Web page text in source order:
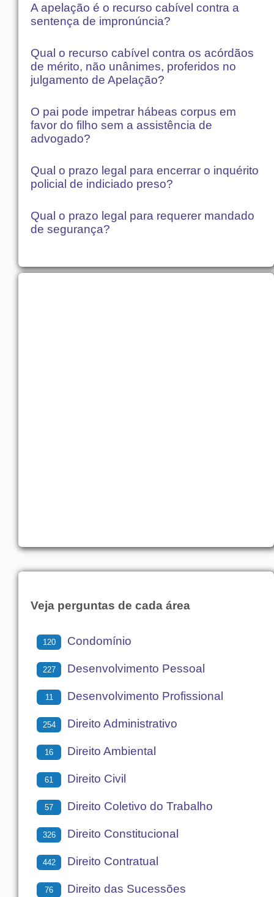
A apelação é o recurso cabível contra a
sentença de impronúncia?
Qual o recurso cabível contra os acórdãos
de mérito, não unânimes, proferidos no
julgamento de Apelação?
O pai pode impetrar hábeas corpus em
favor do filho sem a assistência de
advogado?
Qual o prazo legal para encerrar o inquérito
policial de indiciado preso?
Qual o prazo legal para requerer mandado
de segurança?
Veja perguntas de cada área
120 Condomínio
227 Desenvolvimento Pessoal
11 Desenvolvimento Profissional
254 Direito Administrativo
16 Direito Ambiental
61 Direito Civil
57 Direito Coletivo do Trabalho
326 Direito Constitucional
442 Direito Contratual
76 Direito das Sucessões